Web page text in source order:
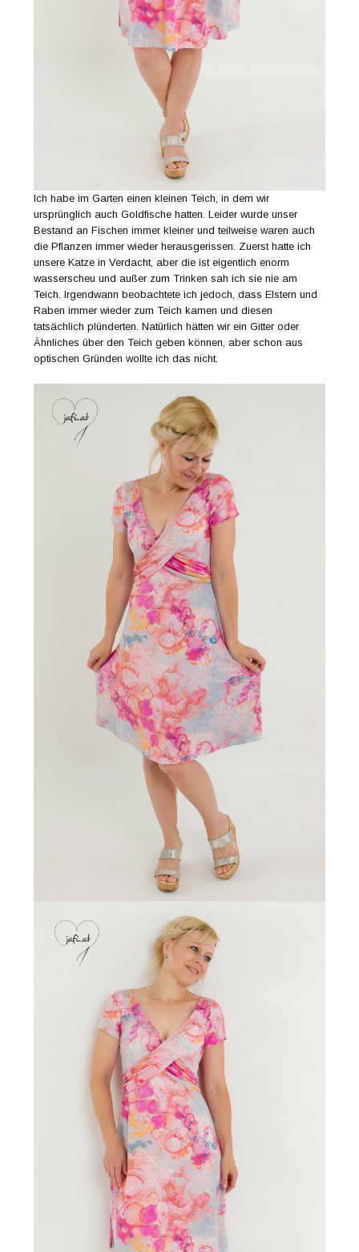
Ich habe im Garten einen kleinen Teich, in dem wir
ursprünglich auch Goldfische hatten. Leider wurde unser
Bestand an Fischen immer kleiner und teilweise waren auch
die Pflanzen immer wieder herausgerissen. Zuerst hatte ich
unsere Katze in Verdacht, aber die ist eigentlich enorm
wasserscheu und außer zum Trinken sah ich sie nie am
Teich. Irgendwann beobachtete ich jedoch, dass Elstern und
Raben immer wieder zum Teich kamen und diesen
tatsächlich plünderten. Natürlich hätten wir ein Gitter oder
Ähnliches über den Teich geben können, aber schon aus
optischen Gründen wollte ich das nicht.